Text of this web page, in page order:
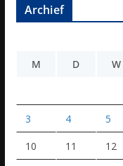
Archief
M
D W
3 4 5
10 11 12